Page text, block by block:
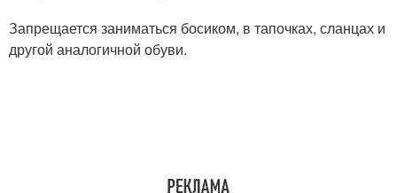
Запрещается заниматься босиком, в тапочках, сланцах и
другой аналогичной обуви.